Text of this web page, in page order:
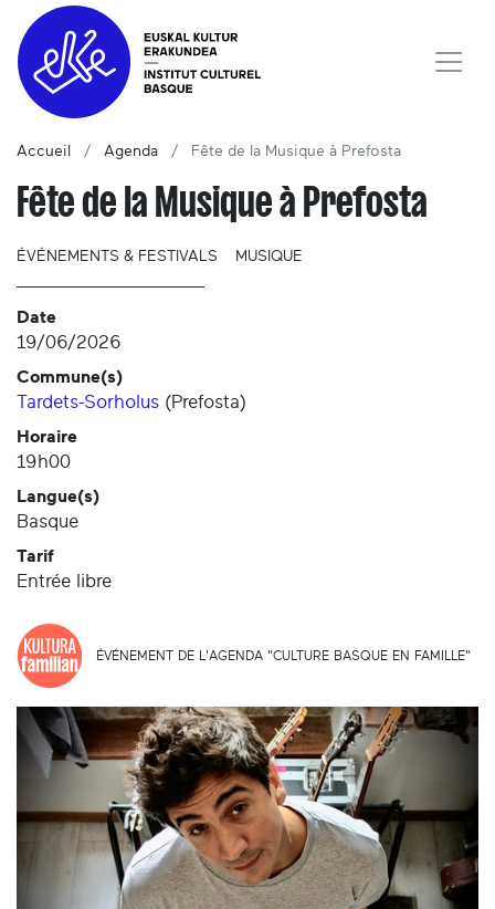
Accueil Agenda Fête de la Musique à Prefosta
Fête de la Musique à Prefosta
ÉVÉNEMENTS & FESTIVALS MUSIQUE
Date
19/06/2026
Commune(s)
Tardets-Sorholus (Prefosta)
Horaire
19h00
Langue(s)
Basque
Tarif
Entrée libre
ÉVÉNEMENT DE L'AGENDA "CULTURE BASQUE EN FAMILLE"